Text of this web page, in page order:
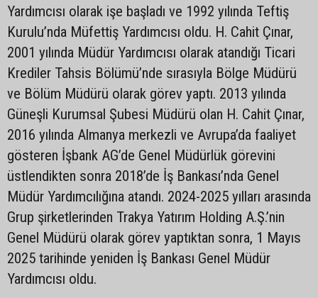
Yardımcısı olarak işe başladı ve 1992 yılında Teftiş
Kurulu’nda Müfettiş Yardımcısı oldu. H. Cahit Çınar,
2001 yılında Müdür Yardımcısı olarak atandığı Ticari
Krediler Tahsis Bölümü’nde sırasıyla Bölge Müdürü
ve Bölüm Müdürü olarak görev yaptı. 2013 yılında
Güneşli Kurumsal Şubesi Müdürü olan H. Cahit Çınar,
2016 yılında Almanya merkezli ve Avrupa’da faaliyet
gösteren İşbank AG’de Genel Müdürlük görevini
üstlendikten sonra 2018’de İş Bankası’nda Genel
Müdür Yardımcılığına atandı. 2024-2025 yılları arasında
Grup şirketlerinden Trakya Yatırım Holding A.Ş.’nin
Genel Müdürü olarak görev yaptıktan sonra, 1 Mayıs
2025 tarihinde yeniden İş Bankası Genel Müdür
Yardımcısı oldu.